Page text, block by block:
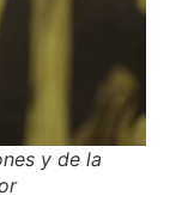
y de la